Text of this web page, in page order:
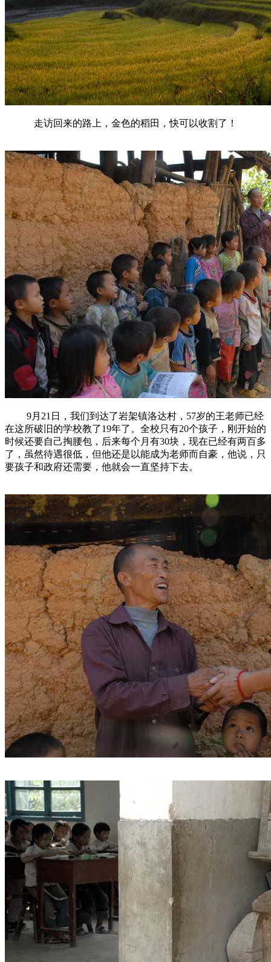
走访回来的路上，金色的稻田，快可以收割了！
9月21日，我们到达了岩架镇洛达村，57岁的王老师已经
在这所破旧的学校教了19年了。全校只有20个孩子，刚开始的
时候还要自己掏腰包，后来每个月有30块，现在已经有两百多
了，虽然待遇很低，但他还是以能成为老师而自豪，他说，只
要孩子和政府还需要，他就会一直坚持下去。